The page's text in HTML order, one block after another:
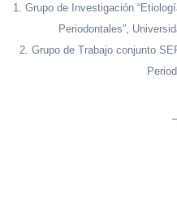
1. Grupo de Investigación
Periodontales”,
2. Grupo de Trabajo conjunto